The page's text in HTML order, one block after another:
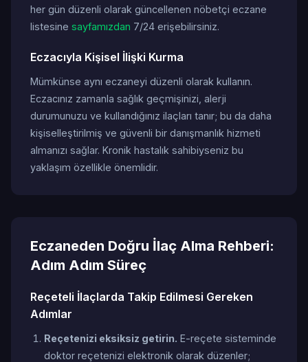
her gün düzenli olarak güncellenen nöbetçi eczane
listesine sayfamızdan 7/24 erişebilirsiniz.
Eczacıyla Kişisel İlişki Kurma
Mümkünse aynı eczaneyi düzenli olarak kullanın.
Eczacınız zamanla sağlık geçmişinizi, alerji
durumunuzu ve kullandığınız ilaçları tanır; bu da daha
kişiselleştirilmiş ve güvenli bir danışmanlık hizmeti
almanızı sağlar. Kronik hastalık sahibiyseniz bu
yaklaşım özellikle önemlidir.
Eczaneden Doğru İlaç Alma Rehberi:
Adım Adım Süreç
Reçeteli İlaçlarda Takip Edilmesi Gereken
Adımlar
Reçetenizi eksiksiz getirin. E-reçete sisteminde
doktor reçetenizi elektronik olarak düzenler;